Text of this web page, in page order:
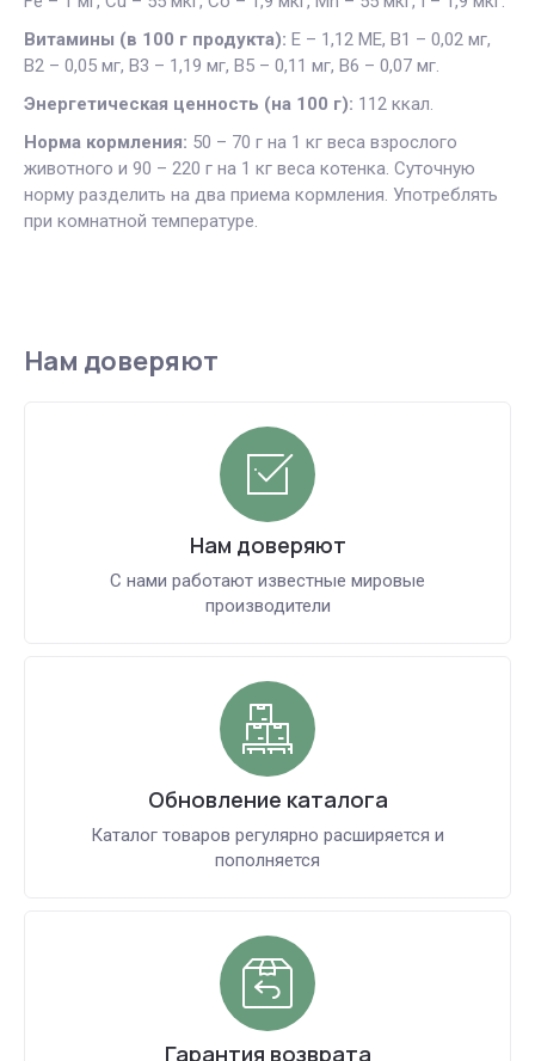
Витамины (в 100 г продукта): Е – 1,12 МЕ, В1 – 0,02 мг,
В2 – 0,05 мг, В3 – 1,19 мг, В5 – 0,11 мг, В6 – 0,07 мг.
Энергетическая ценность (на 100 г): 112 ккал.
Норма кормления: 50 – 70 г на 1 кг веса взрослого
животного и 90 – 220 г на 1 кг веса котенка. Суточную
норму разделить на два приема кормления. Употреблять
при комнатной температуре.
Нам доверяют
Нам доверяют
С нами работают известные мировые
производители
Обновление каталога
Каталог товаров регулярно расширяется и
пополняется
Гарантия возврата